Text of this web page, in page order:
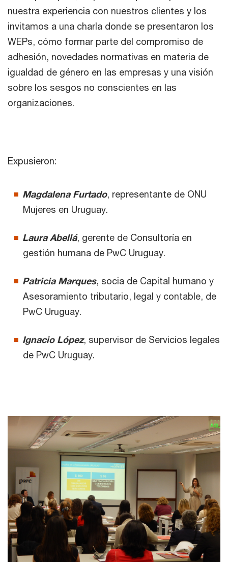
nuestra experiencia con nuestros clientes y los
invitamos a una charla donde se presentaron los
WEPs, cómo formar parte del compromiso de
adhesión, novedades normativas en materia de
igualdad de género en las empresas y una visión
sobre los sesgos no conscientes en las
organizaciones.
Expusieron:
Magdalena Furtado, representante de ONU
Mujeres en Uruguay.
Laura Abellá, gerente de Consultoría en
gestión humana de PwC Uruguay.
Patricia Marques, socia de Capital humano y
Asesoramiento tributario, legal y contable, de
PwC Uruguay.
Ignacio López, supervisor de Servicios legales
de PwC Uruguay.